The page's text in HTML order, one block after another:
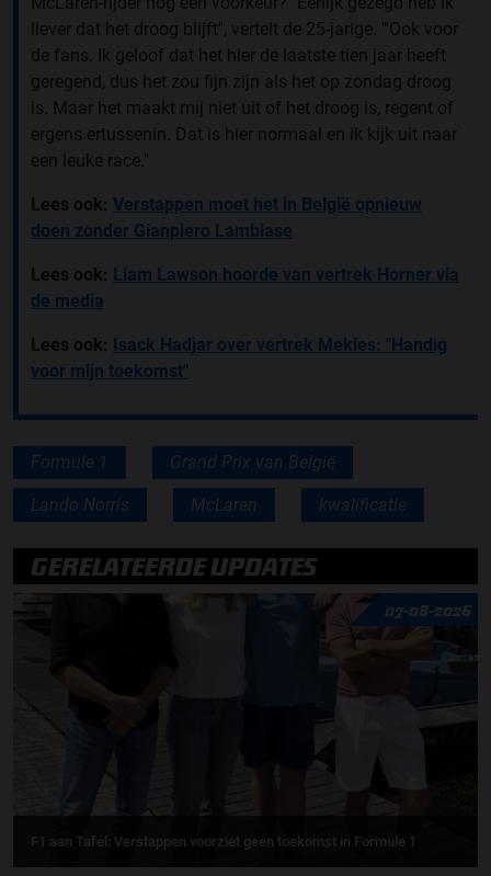
liever dat het droog blijft'', vertelt de 25-jarige. '''Ook voor
de fans. Ik geloof dat het hier de laatste tien jaar heeft
geregend, dus het zou fijn zijn als het op zondag droog
is. Maar het maakt mij niet uit of het droog is, regent of
ergens ertussenin. Dat is hier normaal en ik kijk uit naar
een leuke race.''
Lees ook: Verstappen moet het in België opnieuw
doen zonder Gianpiero Lambiase
Lees ook: Liam Lawson hoorde van vertrek Horner via
de media
Lees ook: Isack Hadjar over vertrek Mekies: "Handig
voor mijn toekomst"
Formule 1 Grand Prix van België
Lando Norris McLaren kwalificatie
GERELATEERDE UPDATES
07-08-2026
F1 aan Tafel: Verstappen voorziet geen toekomst in Formule 1